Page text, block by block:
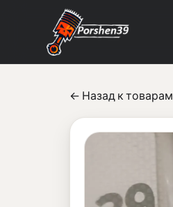
← Назад к товарам